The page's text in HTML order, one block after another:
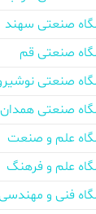
صنعتی سهند
صنعتی قم
صنعتی
صنعتی همدان
علم و صنعت
علم و فرهنگ
فنی و مهندسی